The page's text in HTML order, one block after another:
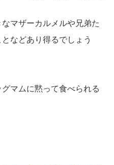
マザーカルメルや兄弟た
となどあり得るでしょう
マムに黙って食べられる